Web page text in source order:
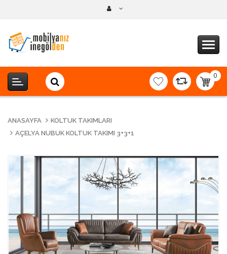
0
-
ANASAYFA
KOLTUK TAKIMLARI
AÇELYA NUBUK KOLTUK TAKIMI 3+3+1